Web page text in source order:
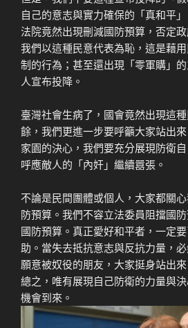
自己的意志與實力確保的「真和平
法院竟然出現刪減國防預算，否定
我們以這種民意代表為恥，這是藉
制的行為；甚至還出現「零軍購」
人宣布投降。
臺灣社會生病了，國會竟然出現這
餘，我們更進一步要呼籲大家站出
家園的決心，我們要充分展現防衛
呼應敵人的「內奸」繼續囂張。
不論是民間團體或個人，大家都關
防預算。我們不容立法委員阻擋國
國防預算。真正愛好和平者，一定
助。當失去抵抗意志與反抗力量，
願意被奴役的朋友，大家挺身站出
總之，唯有展現自己防衛的力量與
機會到來。